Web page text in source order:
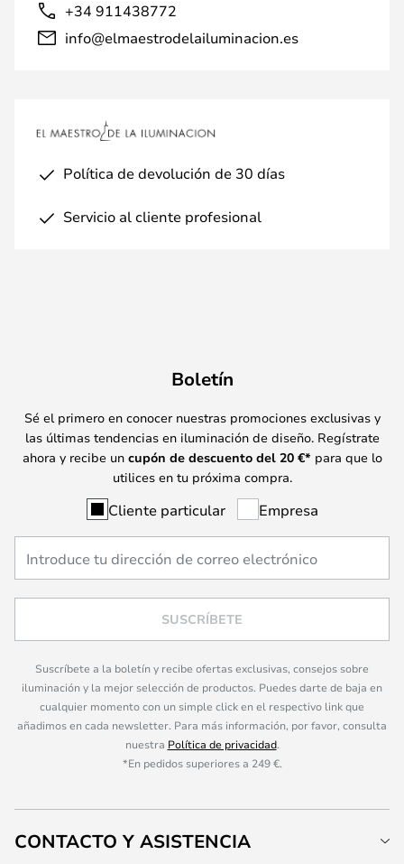
+34 911438772
info@elmaestrodelailuminacion.es
Política de devolución de 30 días
Servicio al cliente profesional
Boletín
Sé el primero en conocer nuestras promociones exclusivas y
las últimas tendencias en iluminación de diseño. Regístrate
ahora y recibe un cupón de descuento del 20 €* para que lo
utilices en tu próxima compra.
Cliente particular Empresa
SUSCRÍBETE
Suscríbete a la boletín y recibe ofertas exclusivas, consejos sobre
iluminación y la mejor selección de productos. Puedes darte de baja en
cualquier momento con un simple click en el respectivo link que
añadimos en cada newsletter. Para más información, por favor, consulta
nuestra Política de privacidad.
*En pedidos superiores a 249 €.
CONTACTO Y ASISTENCIA